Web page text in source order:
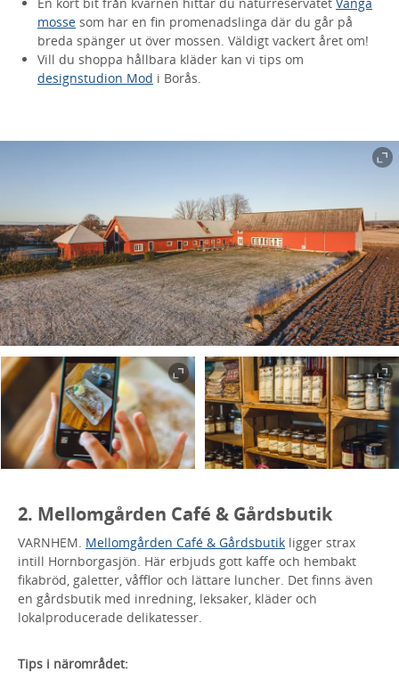
mosse som har en fin promenadslinga där du går på
breda spänger ut över mossen. Väldigt vackert året om!
Vill du shoppa hållbara kläder kan vi tips om
designstudion Mod i Borås.
2. Mellomgården Café & Gårdsbutik
VARNHEM. Mellomgården Café & Gårdsbutik ligger strax
intill Hornborgasjön. Här erbjuds gott kaffe och hembakt
fikabröd, galetter, våfflor och lättare luncher. Det finns även
en gårdsbutik med inredning, leksaker, kläder och
lokalproducerade delikatesser.
Tips i närområdet: